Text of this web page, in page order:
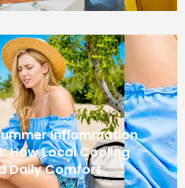
Inflammation
How Local Cooling
Daily Comfort